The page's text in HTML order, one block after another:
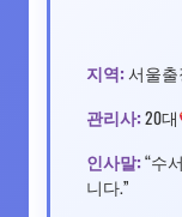
지역: 서울
관리사: 20대
인사말: “수
니다.”